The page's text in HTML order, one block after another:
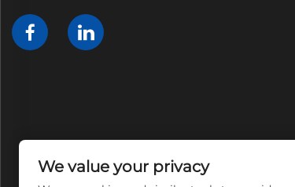
We value your privacy